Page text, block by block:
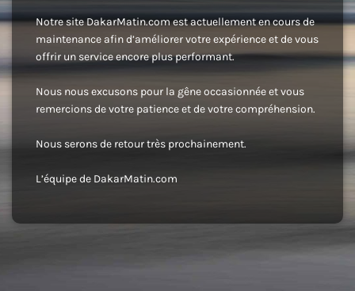
Notre site DakarMatin.com est actuellement en cours de
maintenance afin d’améliorer votre expérience et de vous
offrir un service encore plus performant.
Nous nous excusons pour la gêne occasionnée et vous
remercions de votre patience et de votre compréhension.
Nous serons de retour très prochainement.
L’équipe de DakarMatin.com